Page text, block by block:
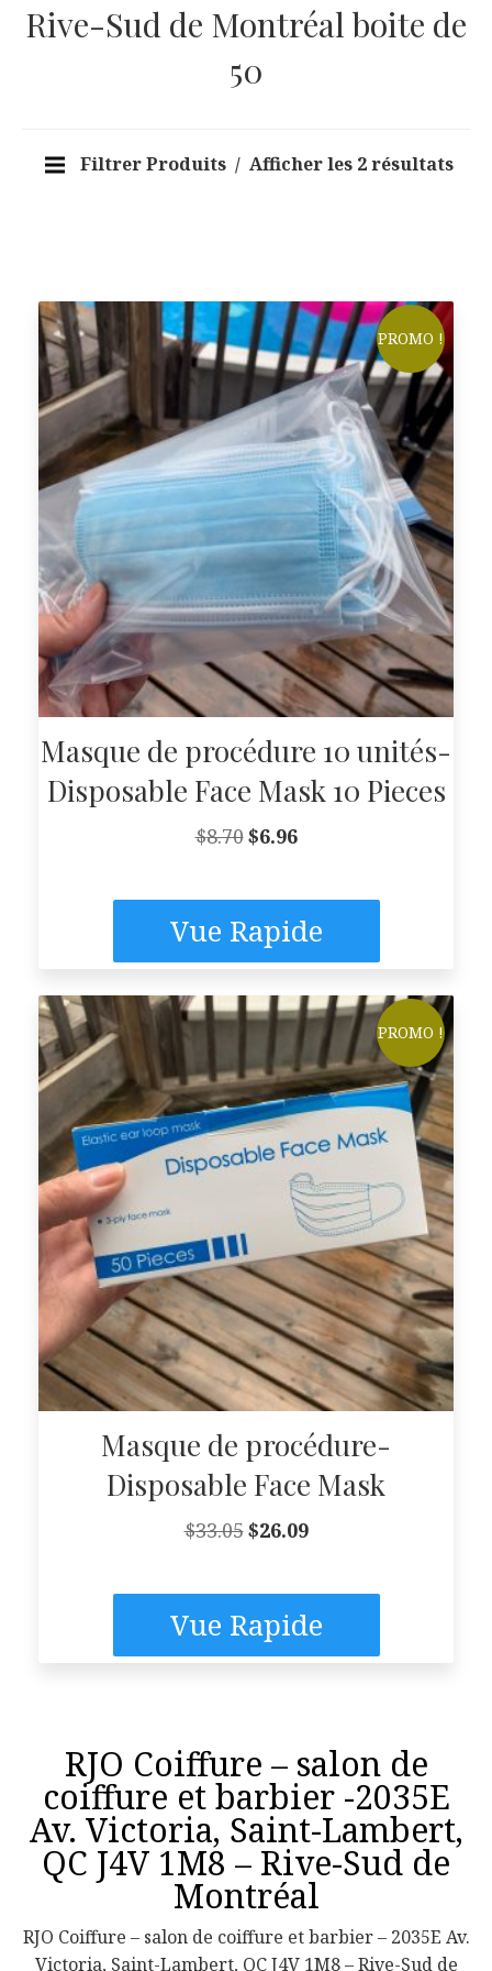
Rive-Sud de Montréal boite de
50
Filtrer Produits Afficher les 2 résultats
PROMO !
Masque de procédure 10 unités-
Disposable Face Mask 10 Pieces
$8.70 Le
prix
$6.96Le
Vue Rapide
PROMO !
Masque de procédure-
Disposable Face Mask
$33.05 Le
prix
$26.09Le
Vue Rapide
RJO Coiffure – salon de
coiffure et barbier -2035E
Av. Victoria, Saint-Lambert,
QC J4V 1M8 – Rive-Sud de
Montréal
RJO Coiffure – salon de coiffure et barbier – 2035E Av.
Victoria, Saint-Lambert, QC J4V 1M8 – Rive-Sud de